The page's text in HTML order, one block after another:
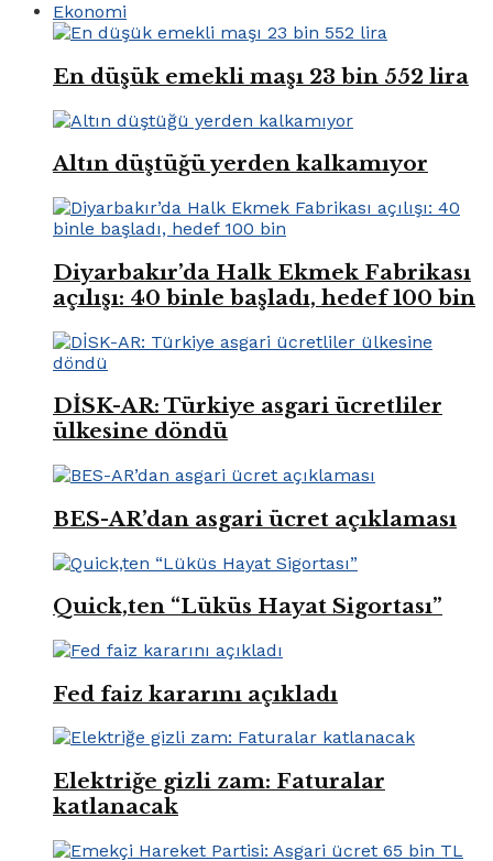
Ekonomi
En düşük emekli maşı 23 bin 552 lira
Altın düştüğü yerden kalkamıyor
Diyarbakır’da Halk Ekmek Fabrikası
açılışı: 40 binle başladı, hedef 100 bin
DİSK-AR: Türkiye asgari ücretliler
ülkesine döndü
BES-AR’dan asgari ücret açıklaması
Quick,ten “Lüküs Hayat Sigortası”
Fed faiz kararını açıkladı
Elektriğe gizli zam: Faturalar
katlanacak